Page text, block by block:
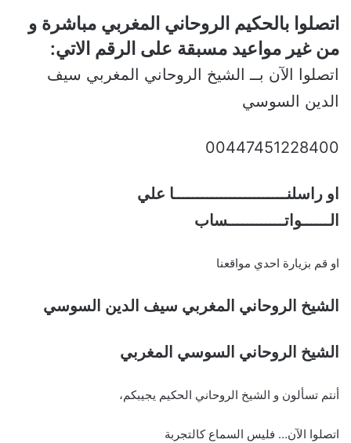
اتصلوا بالحكيم الروحاني المغربي مباشرة و
من غير مواعيد مسبقة على الرقم الاتي:
اتصلوا الآن بــ الشيخ الروحاني المغربي سيف
الدين السوسي
00447451228400
او راسلنــــــــــــــــــــــــا علي
الــــــواتــــــــــــساب
او قم بزيارة احدي مواقعنا
الشيخ الروحاني المغربي سيف الدين السوسي
الشيخ الروحاني السوسي المغربي
أنتم تسألون و الشيخ الروحاني الحكيم يجيبكم،
اتصلوا الآن… فليس السماع كالتجربة